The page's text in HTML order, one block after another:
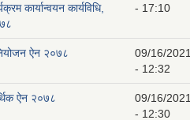
कार्यान्वयन कार्यविधि,
- 17:10
ऐन २०७८
09/16/2021
- 12:32
ऐन २०७८
09/16/2021
- 12:30